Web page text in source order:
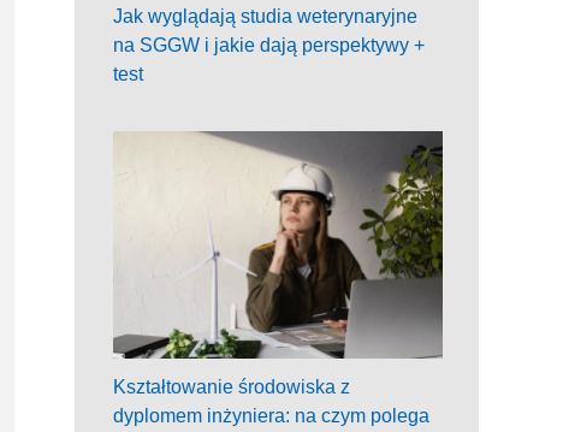
Jak wyglądają studia weterynaryjne
na SGGW i jakie dają perspektywy +
test
Kształtowanie środowiska z
dyplomem inżyniera: na czym polega